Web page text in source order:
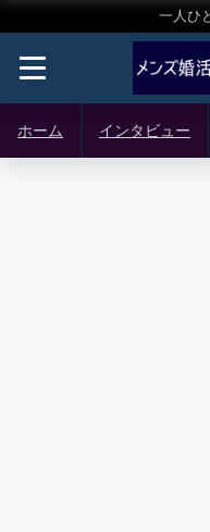
一人ひ
ホーム インタビュー